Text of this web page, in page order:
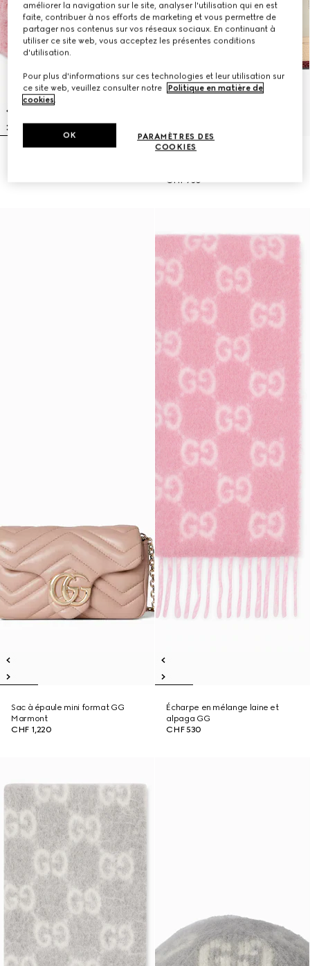
CHF 750
Sac à épaule mini format GG
Marmont
CHF 1,220
Écharpe en mélange laine et
alpaga GG
CHF 530
améliorer la navigation sur le site, analyser l'utilisation qui en est
faite, contribuer à nos efforts de marketing et vous permettre de
partager nos contenus sur vos réseaux sociaux. En continuant à
utiliser ce site web, vous acceptez les présentes conditions
d'utilisation.
Pour plus d'informations sur ces technologies et leur utilisation sur
ce site web, veuillez consulter notre
Politique en matière de
cookies.
PARAMÈTRES DES
COOKIES
OK